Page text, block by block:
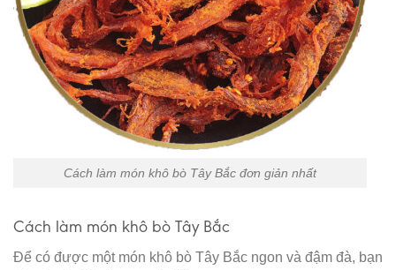
Cách làm món khô bò Tây Bắc đơn giản nhất
Cách làm món khô bò Tây Bắc
Để có được một món khô bò Tây Bắc ngon và đậm đà, bạn